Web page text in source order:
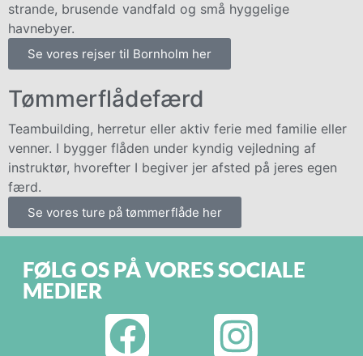
strande, brusende vandfald og små hyggelige
havnebyer.
Se vores rejser til Bornholm her
Tømmerflådefærd
Teambuilding, herretur eller aktiv ferie med familie eller
venner. I bygger flåden under kyndig vejledning af
instruktør, hvorefter I begiver jer afsted på jeres egen
færd.
Se vores ture på tømmerflåde her
FØLG OS PÅ VORES SOCIALE
MEDIER